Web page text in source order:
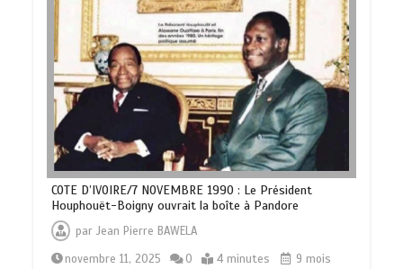
COTE D’IVOIRE/7 NOVEMBRE 1990 : Le Président
Houphouët-Boigny ouvrait la boîte à Pandore
parJean Pierre BAWELA
novembre 11, 2025
0 4 minutes
9 mois